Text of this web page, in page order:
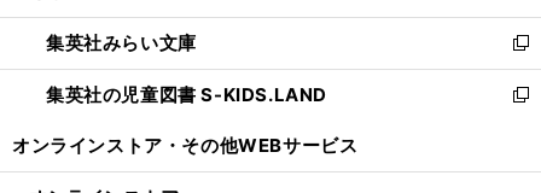
開
く
ウ
で
開
く
ン
ド
ウ
で
ウ
ィ
ン
ド
開
集英社みらい文庫
新
し
い
ン
集英社の児童図書 S-KIDS.LAND
新
ウ
オンラインストア・ その他WEBサービス